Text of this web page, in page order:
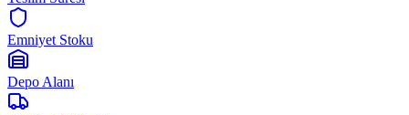
Emniyet Stoku
Depo Alanı